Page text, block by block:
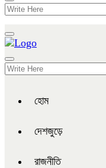
হোম
দেশজুড়ে
রাজনীতি